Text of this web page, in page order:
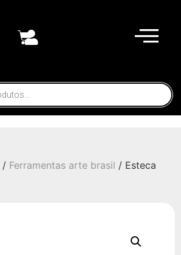
/ Ferramentas arte brasil / Esteca